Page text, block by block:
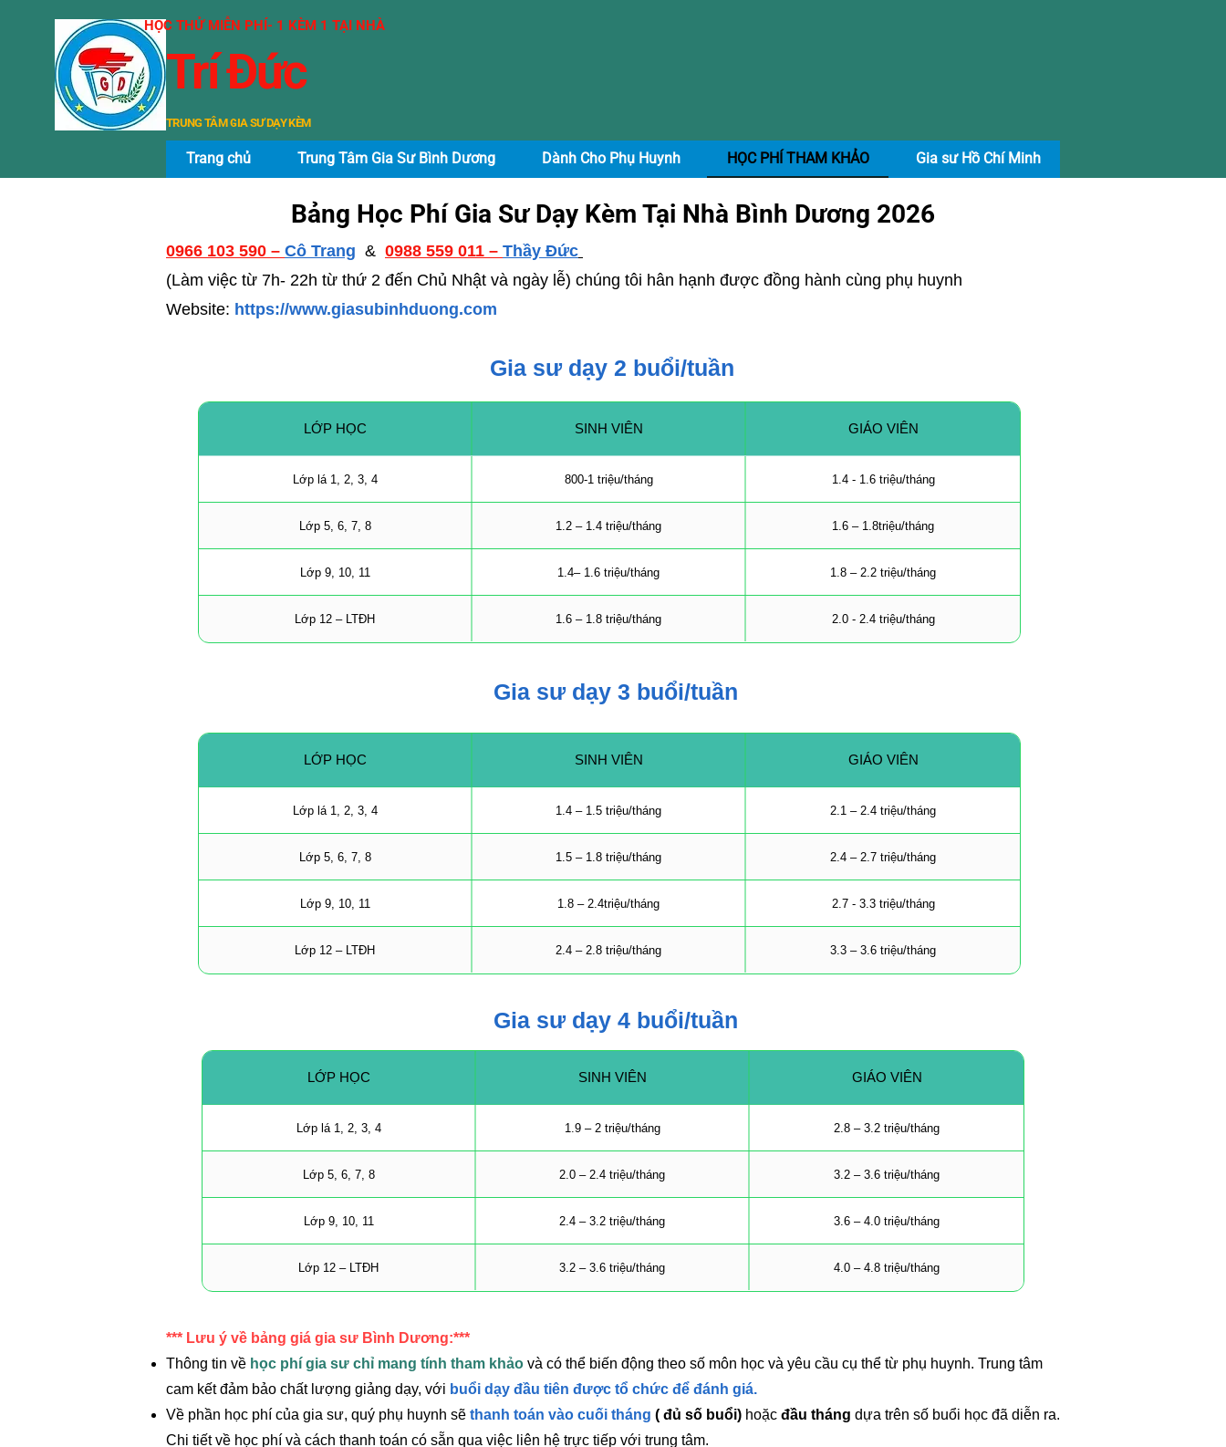
Trí Đức
TRUNG TÂM GIA SƯ DẠY KÈM
​HỌC THỬ MIỄN PHÍ- 1 KÈM 1 TẠI NHÀ
Trang chủ Trung Tâm Gia Sư Bình Dương Dành Cho Phụ Huynh HỌC PHÍ THAM KHẢO Gia sư Hồ Chí Minh
Bảng Học Phí Gia Sư Dạy Kèm Tại Nhà Bình Dương 2026
0966 103 590 – Cô Trang & 0988 559 011 – Thầy Đức
(Làm việc từ 7h- 22h từ thứ 2 đến Chủ Nhật và ngày lễ) chúng tôi hân hạnh được đồng hành cùng phụ huynh
Website: https://www.giasubinhduong.com
Gia sư dạy 2 buổi/tuần
LỚP HỌC SINH VIÊN GIÁO VIÊN
Lớp lá 1, 2, 3, 4 800-1 triệu/tháng 1.4 - 1.6 triệu/tháng
Lớp 5, 6, 7, 8 1.2 – 1.4 triệu/tháng 1.6 – 1.8triệu/tháng
Lớp 9, 10, 11 1.4– 1.6 triệu/tháng 1.8 – 2.2 triệu/tháng
Lớp 12 – LTĐH 1.6 – 1.8 triệu/tháng 2.0 - 2.4 triệu/tháng
Gia sư dạy 3 buổi/tuần
LỚP HỌC SINH VIÊN GIÁO VIÊN
Lớp lá 1, 2, 3, 4 1.4 – 1.5 triệu/tháng 2.1 – 2.4 triệu/tháng
Lớp 5, 6, 7, 8 1.5 – 1.8 triệu/tháng 2.4 – 2.7 triệu/tháng
Lớp 9, 10, 11 1.8 – 2.4triệu/tháng 2.7 - 3.3 triệu/tháng
Lớp 12 – LTĐH 2.4 – 2.8 triệu/tháng 3.3 – 3.6 triệu/tháng
Gia sư dạy 4 buổi/tuần
LỚP HỌC SINH VIÊN GIÁO VIÊN
Lớp lá 1, 2, 3, 4 1.9 – 2 triệu/tháng 2.8 – 3.2 triệu/tháng
Lớp 5, 6, 7, 8 2.0 – 2.4 triệu/tháng 3.2 – 3.6 triệu/tháng
Lớp 9, 10, 11 2.4 – 3.2 triệu/tháng 3.6 – 4.0 triệu/tháng
Lớp 12 – LTĐH 3.2 – 3.6 triệu/tháng 4.0 – 4.8 triệu/tháng
*** Lưu ý về bảng giá gia sư Bình Dương:***
Thông tin về học phí gia sư chỉ mang tính tham khảo và có thể biến động theo số môn học và yêu cầu cụ thể từ phụ huynh. Trung tâm
cam kết đảm bảo chất lượng giảng dạy, với buổi dạy đầu tiên được tổ chức để đánh giá.
Về phần học phí của gia sư, quý phụ huynh sẽ thanh toán vào cuối tháng ( đủ số buổi) hoặc đầu tháng dựa trên số buổi học đã diễn ra.
Chi tiết về học phí và cách thanh toán có sẵn qua việc liên hệ trực tiếp với trung tâm.